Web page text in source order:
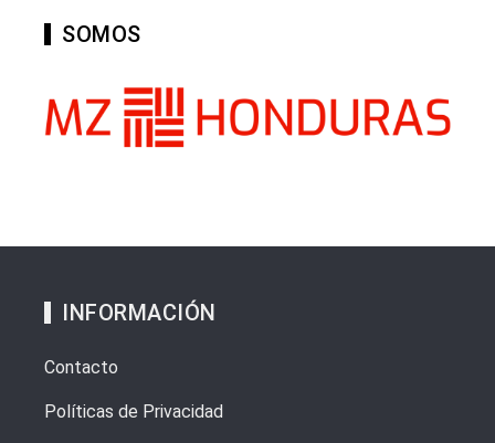
SOMOS
INFORMACIÓN
Contacto
Políticas de Privacidad